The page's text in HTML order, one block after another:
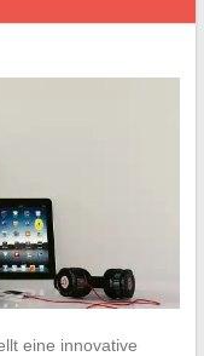
eine innovative